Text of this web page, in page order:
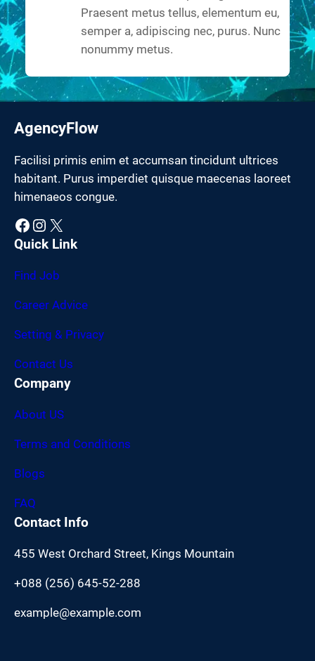
Praesent metus tellus, elementum eu,
semper a, adipiscing nec, purus. Nunc
nonummy metus.
AgencyFlow
Facilisi primis enim et accumsan tincidunt ultrices
habitant. Purus imperdiet quisque maecenas laoreet
himenaeos congue.
Facebook Instagram X
Quick Link
Find Job
Career Advice
Setting & Privacy
Contact Us
Company
About US
Terms and Conditions
Blogs
FAQ
Contact Info
455 West Orchard Street, Kings Mountain
+088 (256) 645-52-288
example@example.com